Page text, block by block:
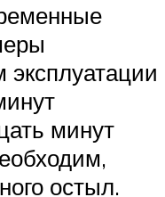
минут
остыл.